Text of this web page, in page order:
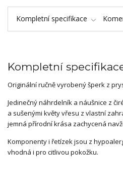
Kompletní specifikace
Kompletní
Originální ručně vyrobený šperk z
Jedinečný náhrdelník a náušnice z
a sušenými květy vřesu z vlastní
jemná přírodní krása zachycená
Komponenty i řetízek jsou z
vhodná i pro citlivou pokožku.